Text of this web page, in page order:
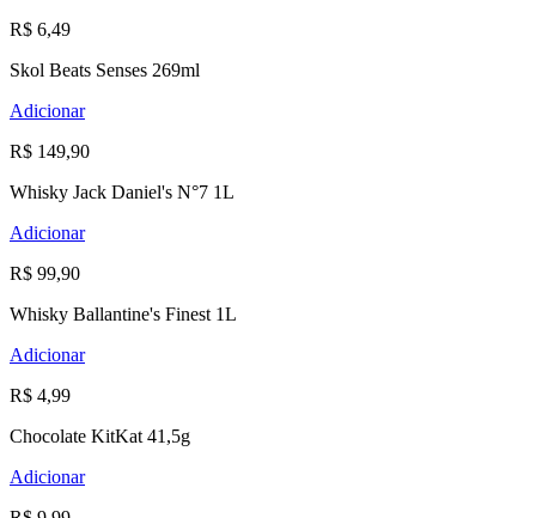
R$ 6,49
Skol Beats Senses 269ml
Adicionar
R$ 149,90
Whisky Jack Daniel's N°7 1L
Adicionar
R$ 99,90
Whisky Ballantine's Finest 1L
Adicionar
R$ 4,99
Chocolate KitKat 41,5g
Adicionar